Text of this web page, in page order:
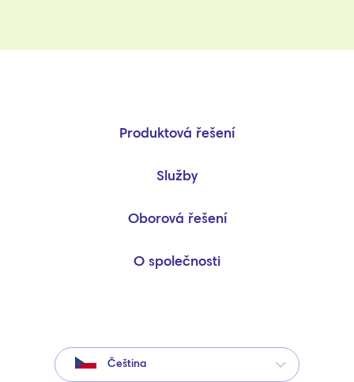
Produktová řešení
Služby
Oborová řešení
O společnosti
Čeština